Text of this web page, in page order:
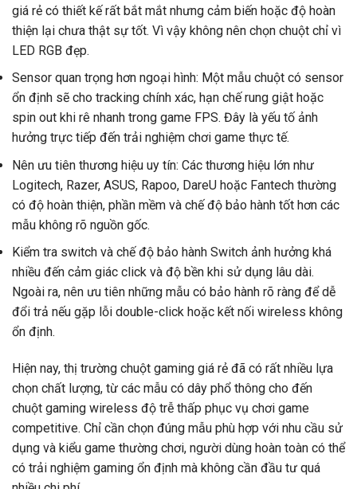
giá rẻ có thiết kế rất bắt mắt nhưng cảm biến hoặc độ hoàn
thiện lại chưa thật sự tốt. Vì vậy không nên chọn chuột chỉ vì
LED RGB đẹp.
Sensor quan trọng hơn ngoại hình: Một mẫu chuột có sensor
ổn định sẽ cho tracking chính xác, hạn chế rung giật hoặc
spin out khi rê nhanh trong game FPS. Đây là yếu tố ảnh
hưởng trực tiếp đến trải nghiệm chơi game thực tế.
Nên ưu tiên thương hiệu uy tín: Các thương hiệu lớn như
Logitech, Razer, ASUS, Rapoo, DareU hoặc Fantech thường
có độ hoàn thiện, phần mềm và chế độ bảo hành tốt hơn các
mẫu không rõ nguồn gốc.
Kiểm tra switch và chế độ bảo hành Switch ảnh hưởng khá
nhiều đến cảm giác click và độ bền khi sử dụng lâu dài.
Ngoài ra, nên ưu tiên những mẫu có bảo hành rõ ràng để dễ
đổi trả nếu gặp lỗi double-click hoặc kết nối wireless không
ổn định.
Hiện nay, thị trường chuột gaming giá rẻ đã có rất nhiều lựa
chọn chất lượng, từ các mẫu có dây phổ thông cho đến
chuột gaming wireless độ trễ thấp phục vụ chơi game
competitive. Chỉ cần chọn đúng mẫu phù hợp với nhu cầu sử
dụng và kiểu game thường chơi, người dùng hoàn toàn có thể
có trải nghiệm gaming ổn định mà không cần đầu tư quá